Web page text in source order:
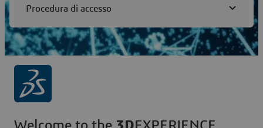
Procedura di accesso